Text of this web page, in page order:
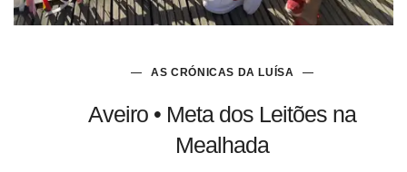
AS CRÓNICAS DA LUÍSA
Aveiro • Meta dos Leitões na
Mealhada